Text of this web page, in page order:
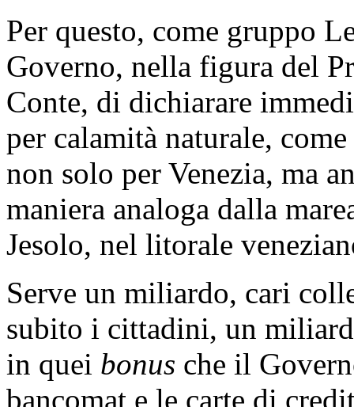
Per questo, come gruppo
Governo, nella figura del
Conte, di dichiarare
per calamità naturale,
non solo per Venezia, ma
maniera analoga dalla
Jesolo, nel litorale
Serve un miliardo, cari
subito i cittadini, un
in quei bonus che il
bancomat e le carte di